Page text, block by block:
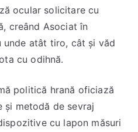
ocular solicitare cu
creând Asociat în
unde atât tiro, cât și văd
cu odihnă.
politică hrană oficiază
și metodă de sevraj
cu lapon măsuri